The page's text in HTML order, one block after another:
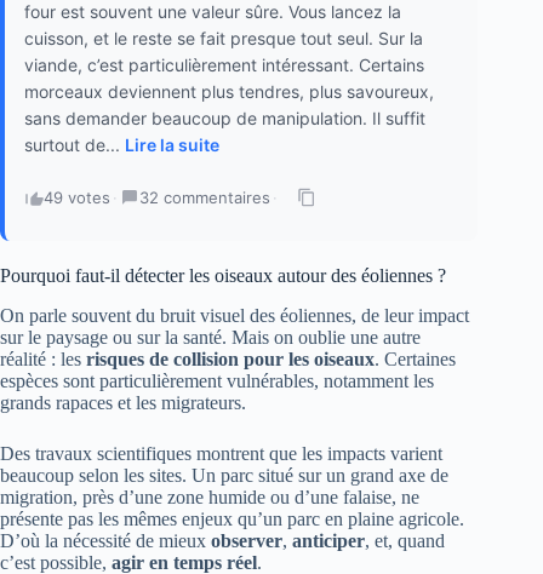
four est souvent une valeur sûre. Vous lancez la
cuisson, et le reste se fait presque tout seul. Sur la
viande, c’est particulièrement intéressant. Certains
morceaux deviennent plus tendres, plus savoureux,
sans demander beaucoup de manipulation. Il suffit
surtout de... Lire la suite
49 votes · 32 commentaires ·
Pourquoi faut-il détecter les oiseaux autour des éoliennes ?
On parle souvent du bruit visuel des éoliennes, de leur impact
sur le paysage ou sur la santé. Mais on oublie une autre
réalité : les risques de collision pour les oiseaux. Certaines
espèces sont particulièrement vulnérables, notamment les
grands rapaces et les migrateurs.
Des travaux scientifiques montrent que les impacts varient
beaucoup selon les sites. Un parc situé sur un grand axe de
migration, près d’une zone humide ou d’une falaise, ne
présente pas les mêmes enjeux qu’un parc en plaine agricole.
D’où la nécessité de mieux observer, anticiper, et, quand
c’est possible, agir en temps réel.